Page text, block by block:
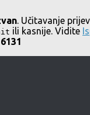
. Učitavanje
ili kasnije. Vidite
6131